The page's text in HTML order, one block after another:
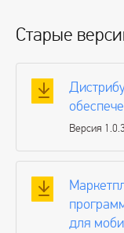
Старые
Версия
для